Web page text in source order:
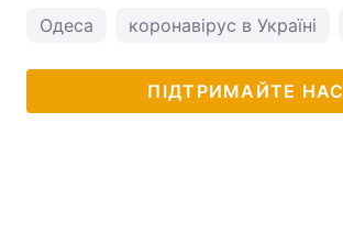
Одеса коронавірус в Україні
ПІДТРИМАЙТЕ НАС